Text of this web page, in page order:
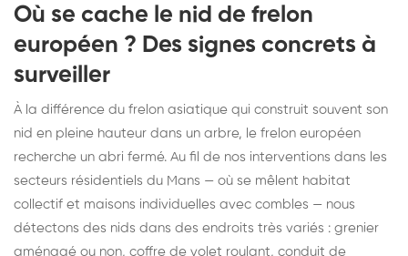
Où se cache le nid de frelon
européen ? Des signes concrets à
surveiller
À la différence du frelon asiatique qui construit souvent son
nid en pleine hauteur dans un arbre, le frelon européen
recherche un abri fermé. Au fil de nos interventions dans les
secteurs résidentiels du Mans — où se mêlent habitat
collectif et maisons individuelles avec combles — nous
détectons des nids dans des endroits très variés : grenier
aménagé ou non, coffre de volet roulant, conduit de